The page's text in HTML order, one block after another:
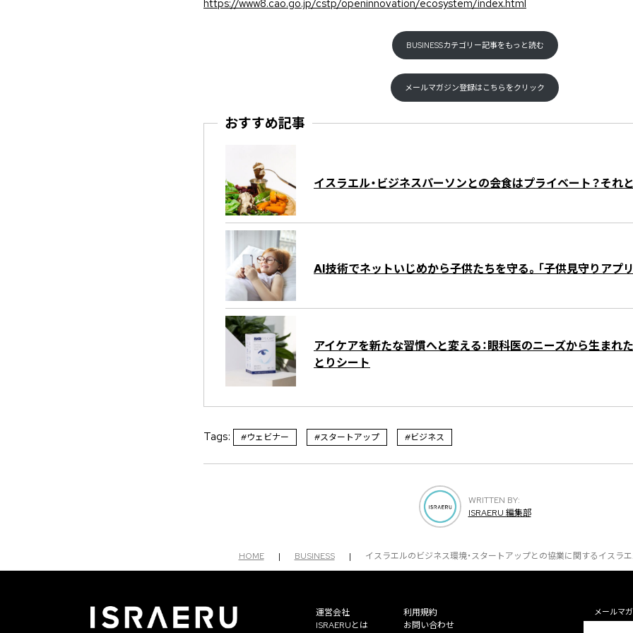
https://www8.cao.go.jp/cstp/openinnovation/ecosystem/index.html
BUSINESSカテゴリー記事をもっと読む
メールマガジン登録はこちらをクリック
おすすめ記事
イスラエル・ビジネスパーソンとの会食はプライベート？それ
AI技術でネットいじめから子供たちを守る。「子供見守りアプ
アイケアを新たな習慣へと変える：眼科医のニーズから生まれ
とりシート
Tags: #ウェビナー #スタートアップ #ビジネス
WRITTEN BY:
ISRAERU 編集部
HOME | BUSINESS | イスラエルのビジネス環境・スタートアップとの協業に関するイスラ
運営会社
ISRAERUとは
利用規約
お問い合わせ
メールマ